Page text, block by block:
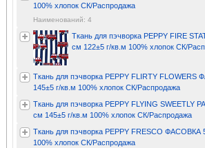
100% хлопок СК/Распродажа
Наименований: 4
Ткань для пэчворка PEPPY FIRE
см 122±5 г/кв.м 100% хлопок СК/
Ткань для пэчворка PEPPY FLIRTY
145±5 г/кв.м 100% хлопок СК/Распродажа
Ткань для пэчворка PEPPY FLYING SWEETLY
см 145±5 г/кв.м 100% хлопок СК/Распродажа
Ткань для пэчворка PEPPY FRESCO ФАСОВКА
100% хлопок СК/Распродажа